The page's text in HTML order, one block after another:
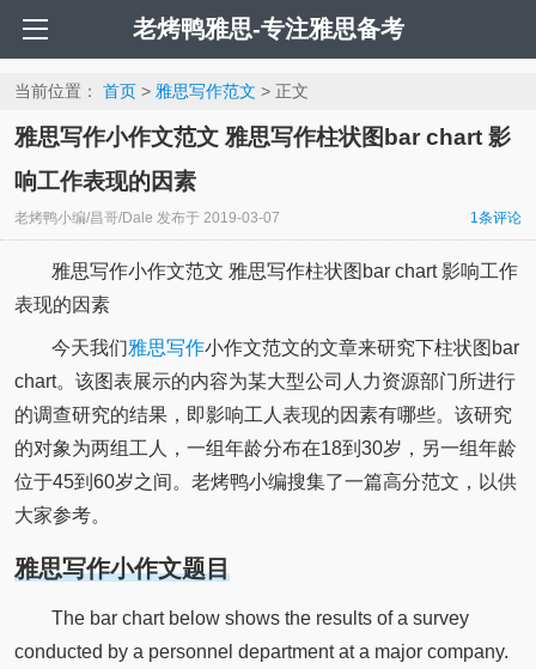
老烤鸭雅思-专注雅思备考
当前位置： 首页> 雅思写作范文 > 正文
雅思写作小作文范文 雅思写作柱状图bar chart 影
响工作表现的因素
老烤鸭小编/昌哥/Dale 发布于 2019-03-07 1条评论
雅思写作小作文范文 雅思写作柱状图bar chart 影响工作
表现的因素
今天我们雅思写作小作文范文的文章来研究下柱状图bar
chart。该图表展示的内容为某大型公司人力资源部门所进行
的调查研究的结果，即影响工人表现的因素有哪些。该研究
的对象为两组工人，一组年龄分布在18到30岁，另一组年龄
位于45到60岁之间。老烤鸭小编搜集了一篇高分范文，以供
大家参考。
雅思写作小作文题目
The bar chart below shows the results of a survey
conducted by a personnel department at a major company.